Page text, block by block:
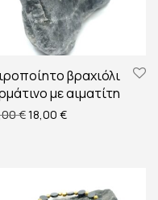
15,00 €.
βραχιόλι
με αιματίτη
€Original price was:
18,00 €Η τρέχουσα τιμή